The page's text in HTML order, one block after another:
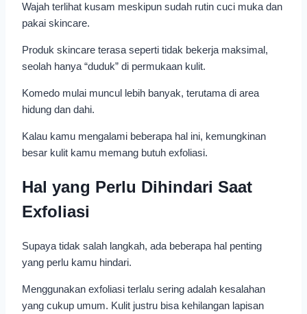
Wajah terlihat kusam meskipun sudah rutin cuci muka dan
pakai skincare.
Produk skincare terasa seperti tidak bekerja maksimal,
seolah hanya “duduk” di permukaan kulit.
Komedo mulai muncul lebih banyak, terutama di area
hidung dan dahi.
Kalau kamu mengalami beberapa hal ini, kemungkinan
besar kulit kamu memang butuh exfoliasi.
Hal yang Perlu Dihindari Saat
Exfoliasi
Supaya tidak salah langkah, ada beberapa hal penting
yang perlu kamu hindari.
Menggunakan exfoliasi terlalu sering adalah kesalahan
yang cukup umum. Kulit justru bisa kehilangan lapisan